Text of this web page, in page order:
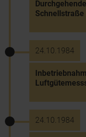
24.10.1984
24.10.1984